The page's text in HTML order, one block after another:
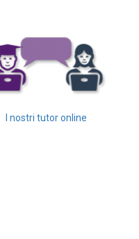
I nostri tutor online